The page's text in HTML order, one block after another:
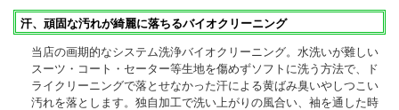
汗、頑固な汚れが綺麗に落ちるバイオクリーニング
当店の画期的なシステム洗浄バイオクリーニング。水洗いが難しい
スーツ・コート・セーター等生地を傷めずソフトに洗う方法で、ド
ライクリーニングで落とせなかった汗による黄ばみ臭いやしつこい
汚れを落とします。独自加工で洗い上がりの風合い、袖を通した時